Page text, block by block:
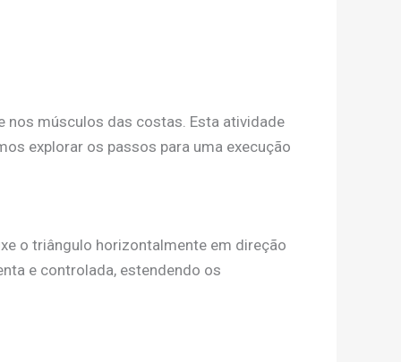
nos músculos das costas. Esta atividade
explorar os passos para uma execução
o triângulo horizontalmente em direção
e controlada, estendendo os